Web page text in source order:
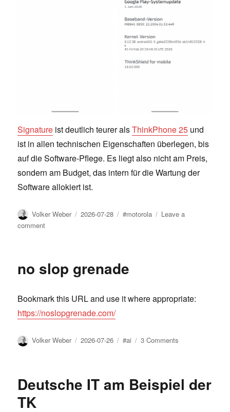
Signature ist deutlich teurer alsThinkPhone 25 und
ist in allen technischen Eigenschaften überlegen, bis
auf die Software-Pflege. Es liegt also nicht am Preis,
sondern am Budget, das intern für die Wartung der
Software allokiert ist.
Author
Volker Weber
Posted
2026-07-28 Tags
#motorola
Leave a
commenton
3
Monate
no slop grenade
Bookmark this URL and use it where appropriate:
https://noslopgrenade.com/
Author
Volker Weber
Posted
2026-07-26 Tags
#ai 3 Comments
Deutsche IT am Beispiel der
TK